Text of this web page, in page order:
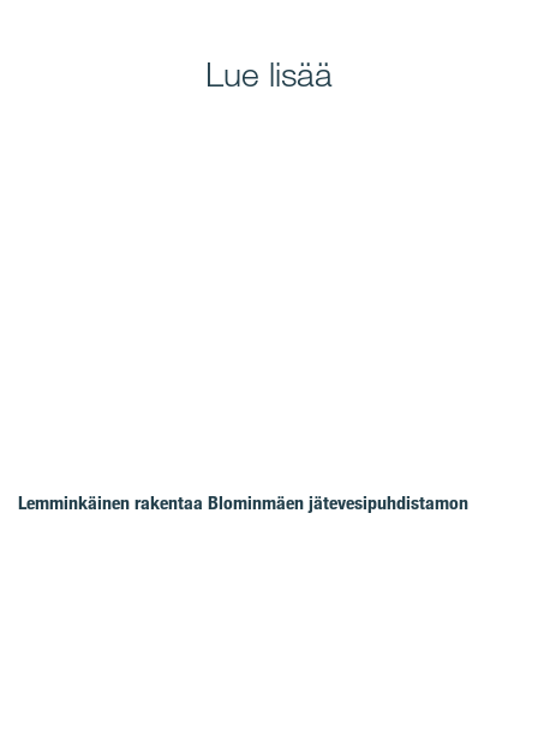
Lue lisää
Lemminkäinen rakentaa Blominmäen jätevesipuhdistamon